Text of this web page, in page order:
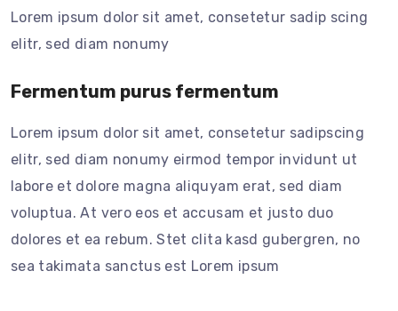
Lorem ipsum dolor sit amet, consetetur sadip scing
elitr, sed diam nonumy
Fermentum purus fermentum
Lorem ipsum dolor sit amet, consetetur sadipscing
elitr, sed diam nonumy eirmod tempor invidunt ut
labore et dolore magna aliquyam erat, sed diam
voluptua. At vero eos et accusam et justo duo
dolores et ea rebum. Stet clita kasd gubergren, no
sea takimata sanctus est Lorem ipsum